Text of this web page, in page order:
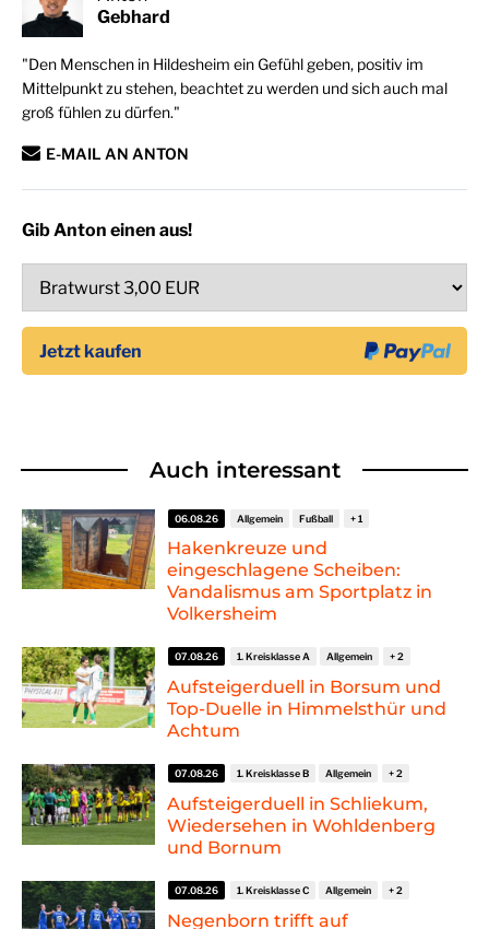
Gebhard
"Den Menschen in Hildesheim ein Gefühl geben, positiv im
Mittelpunkt zu stehen, beachtet zu werden und sich auch mal
groß fühlen zu dürfen."
E-MAIL AN ANTON
Gib Anton einen aus!
Auch interessant
Hakenkreuze und
eingeschlagene Scheiben:
Vandalismus am Sportplatz in
Volkersheim
06.08.26 Allgemein Fußball
Aufsteigerduell in Borsum und
Top-Duelle in Himmelsthür und
Achtum
07.08.26 1. Kreisklasse A Allgemein
Aufsteigerduell in Schliekum,
Wiedersehen in Wohldenberg
und Bornum
07.08.26 1. Kreisklasse B Allgemein
Negenborn trifft auf
07.08.26 1. Kreisklasse C Allgemein